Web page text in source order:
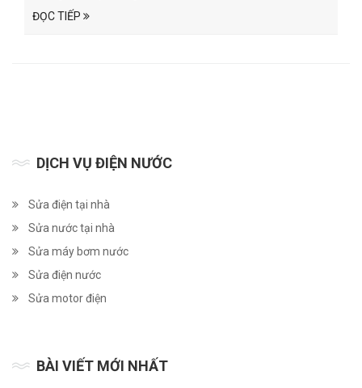
ĐỌC TIẾP
DỊCH VỤ ĐIỆN NƯỚC
Sửa điện tại nhà
Sửa nước tại nhà
Sửa máy bơm nước
Sửa điện nước
Sửa motor điện
BÀI VIẾT MỚI NHẤT